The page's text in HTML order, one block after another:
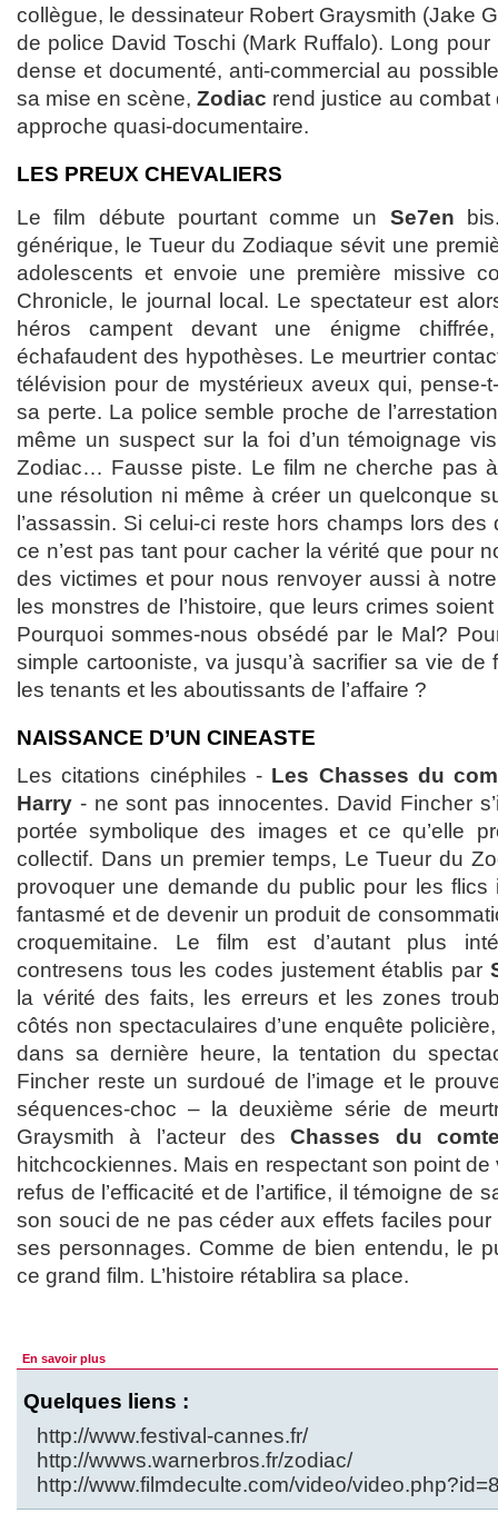
collègue, le dessinateur Robert Graysmith (Jake
de police David Toschi (Mark Ruffalo). Long
dense et documenté, anti-commercial au
sa mise en scène,Zodiac rend justice au
approche quasi-documentaire.
LES PREUX CHEVALIERS
Le film débute pourtant comme un Se7en
générique, le Tueur du Zodiaque sévit une
adolescents et envoie une première missive
Chronicle, le journal local. Le spectateur est
héros campent devant une énigme
échafaudent des hypothèses. Le meurtrier
télévision pour de mystérieux aveux qui, pense-
sa perte. La police semble proche de
même un suspect sur la foi d’un témoignage
Zodiac… Fausse piste. Le film ne cherche pas
une résolution ni même à créer un quelconque
l’assassin. Si celui-ci reste hors champs lors
ce n’est pas tant pour cacher la vérité que pour
des victimes et pour nous renvoyer aussi à
les monstres de l’histoire, que leurs crimes
Pourquoi sommes-nous obsédé par le Mal?
simple cartooniste, va jusqu’à sacrifier sa vie de
les tenants et les aboutissants de l’affaire ?
NAISSANCE D’UN CINEASTE
Les citations cinéphiles - Les Chasses du
Harry - ne sont pas innocentes. David Fincher
portée symbolique des images et ce qu’elle
collectif. Dans un premier temps, Le Tueur du
provoquer une demande du public pour les flics
fantasmé et de devenir un produit de
croquemitaine. Le film est d’autant plus
contresens tous les codes justement établis par
la vérité des faits, les erreurs et les zones
côtés non spectaculaires d’une enquête
dans sa dernière heure, la tentation du
Fincher reste un surdoué de l’image et le
séquences-choc – la deuxième série de
Graysmith à l’acteur desChasses du
hitchcockiennes. Mais en respectant son point
refus de l’efficacité et de l’artifice, il témoigne de
son souci de ne pas céder aux effets faciles pour
ses personnages. Comme de bien entendu, le
ce grand film. L’histoire rétablira sa place.
En savoir plus
Quelques liens :
http://www.festival-cannes.fr/
http://wwws.warnerbros.fr/zodiac/
http://www.filmdeculte.com/video/